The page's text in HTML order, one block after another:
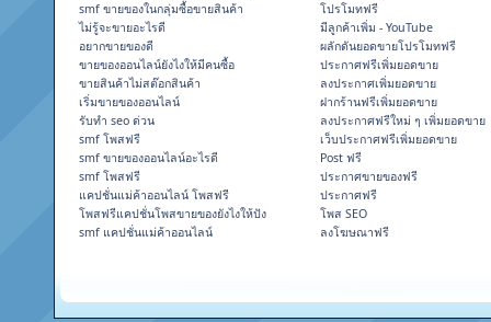
smf ขายของในกลุ่มซื้อขายสินค้า
ไม่รู้จะขายอะไรดี
อยากขายของดี
ขายของออนไลน์ยังไงให้มีคนซื้อ
ขายสินค้าไม่สต๊อกสินค้า
เริ่มขายของออนไลน์
รับทำ seo ด่วน
smf โพสฟรี
smf ขายของออนไลน์อะไรดี
smf โพสฟรี
แคปชั่นแม่ค้าออนไลน์ โพสฟรี
โพสฟรีแคปชั่นโพสขายของยังไงให้ปัง
smf แคปชั่นแม่ค้าออนไลน์
โปรโมทฟรี
มีลูกค้าเพิ่ม - YouTube
ผลักดันยอดขายโปรโมทฟรี
ประกาศฟรีเพิ่มยอดขาย
ลงประกาศเพิ่มยอดขาย
ฝากร้านฟรีเพิ่มยอดขาย
ลงประกาศฟรีใหม่ ๆ เพิ่มยอดขาย
เว็บประกาศฟรีเพิ่มยอดขาย
Post ฟรี
ประกาศขายของฟรี
ประกาศฟรี
โพส SEO
ลงโฆษณาฟรี